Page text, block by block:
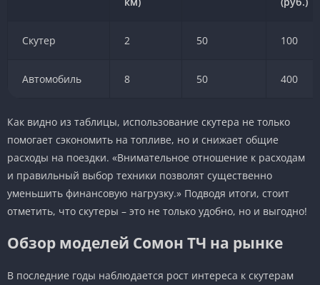
Скутер 2 50 100
Автомобиль 8 50 400
Как видно из таблицы, использование скутера не только
помогает сэкономить на топливе, но и снижает общие
расходы на поездки. «Внимательное отношение к расходам
и правильный выбор техники позволят существенно
уменьшить финансовую нагрузку.» Подводя итоги, стоит
отметить, что скутеры – это не только удобно, но и выгодно!
Обзор моделей Сомон ТЧ на рынке
В последние годы наблюдается рост интереса к скутерам